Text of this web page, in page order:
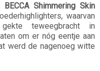
BECCA Shimmering Skin
waarvan
teweegbracht in
om er nóg eentje aan
werd de nagenoeg witte